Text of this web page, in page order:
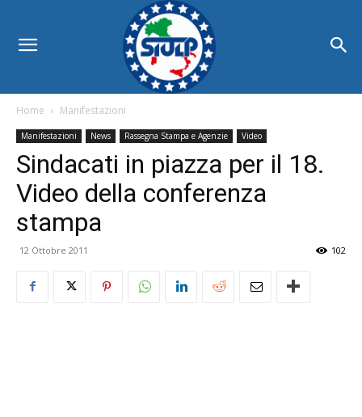
Home Manifestazioni
Manifestazioni News Rassegna Stampa e Agenzie Video
Sindacati in piazza per il 18.
Video della conferenza
stampa
12 Ottobre 2011 102